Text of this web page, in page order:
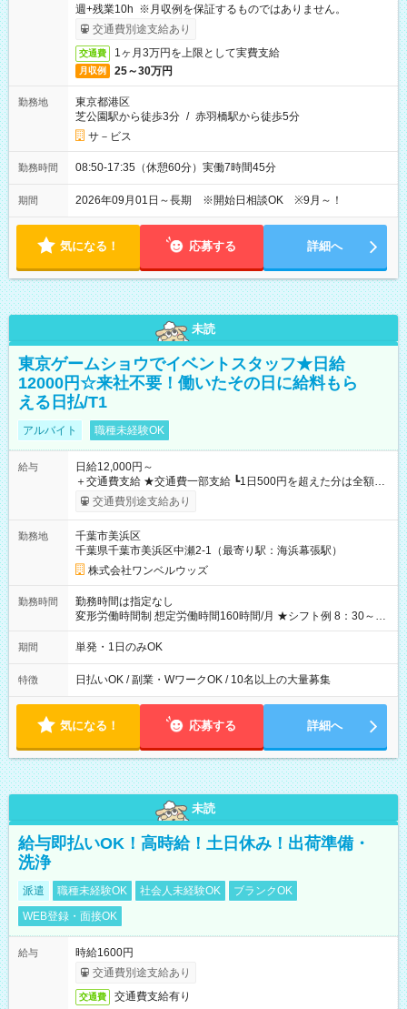
週+残業10h ※月収例を保証するものではありません。
交通費別途支給あり
交通費 1ヶ月3万円を上限として実費支給
月収例 25～30万円
勤務地
東京都港区
芝公園駅から徒歩3分 / 赤羽橋駅から徒歩5分
サ－ビス
勤務時間 08:50-17:35（休憩60分）実働7時間45分
期間 2026年09月01日～長期 ※開始日相談OK ※9月～！
気になる！ 応募する 詳細へ
未読
東京ゲームショウでイベントスタッフ★日給
12000円☆来社不要！働いたその日に給料もら
える日払/T1
アルバイト 職種未経験OK
給与
日給12,000円～
＋交通費支給 ★交通費一部支給 ┗1日500円を超えた分は全額支
給！ ※往復500円以内の方は自己負担となります ★日払いOK！
（規定あり） ┗働いたその日に現金GET♪ お仕事後はコンビニ
なし
交通費別途支給あり
勤務地
千葉市美浜区
千葉県千葉市美浜区中瀬2-1（最寄り駅：海浜幕張駅）
株式会社ワンベルウッズ
勤務時間
勤務時間は指定なし
変形労働時間制 想定労働時間160時間/月 ★シフト例 8：30～
19：00
期間 単発・1日のみOK
特徴 日払いOK / 副業・WワークOK / 10名以上の大量募集
気になる！ 応募する 詳細へ
未読
給与即払いOK！高時給！土日休み！出荷準備・
洗浄
派遣 職種未経験OK 社会人未経験OK
ブランクOK
WEB登録・面接OK
給与
時給1600円
交通費別途支給あり
交通費 交通費支給有り